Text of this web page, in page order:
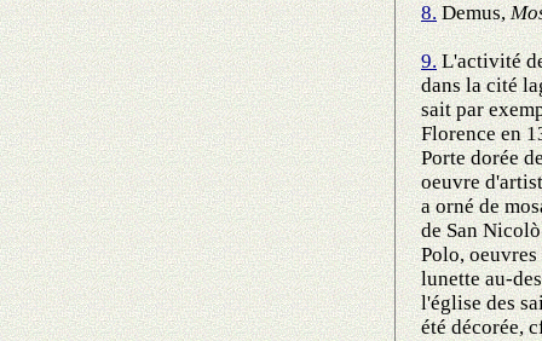
8.Demus,
9.L'activité
dans la cité
sait par
Florence en
Porte dorée
oeuvre
a orné de
de San
Polo,
lunette au-
l'église des
été décorée,